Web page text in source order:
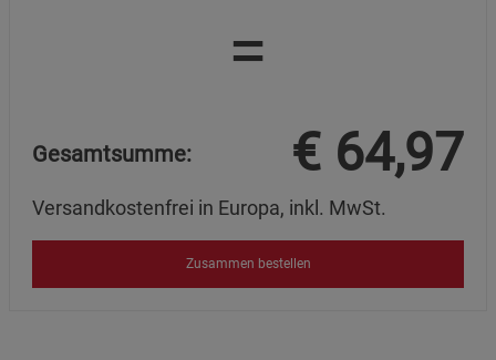
=
Gesamtsumme: € 64,97
Versandkostenfrei in Europa, inkl. MwSt.
Zusammen bestellen